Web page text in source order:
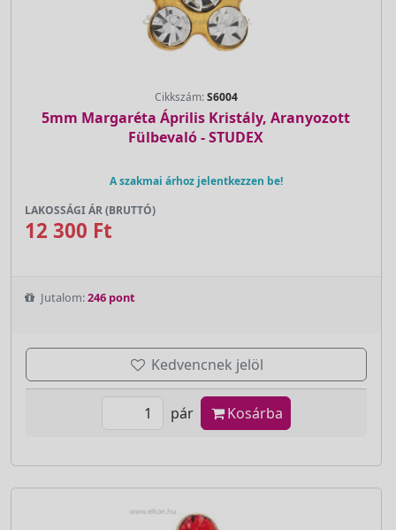
Cikkszám:S6004
5mm Margaréta Április Kristály, Aranyozott
Fülbevaló - STUDEX
A szakmai árhoz jelentkezzen be!
LAKOSSÁGI ÁR (BRUTTÓ)
12 300 Ft
Jutalom:246 pont
Kedvencnek jelöl
pár Kosárba